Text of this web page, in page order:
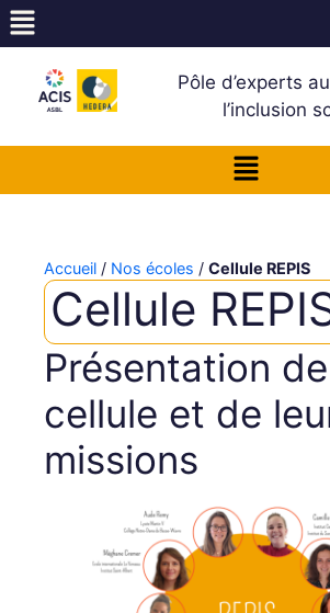
Pôle d’experts
l’inclusion
Accueil / Nos écoles / Cellule REPIS
Cellule
Présentation
cellule et de
missions